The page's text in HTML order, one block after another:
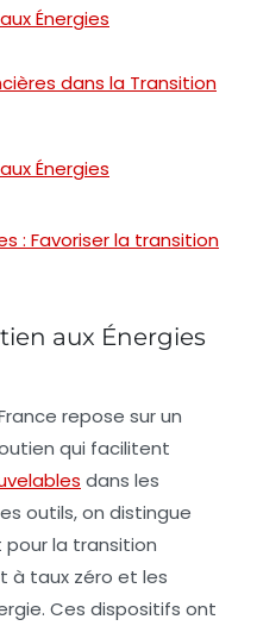
Énergies
dans la Transition
Énergies
: Favoriser la transition
aux Énergies
repose sur un
qui facilitent
dans les
outils, on distingue
pour la transition
à taux zéro et les
. Ces dispositifs ont